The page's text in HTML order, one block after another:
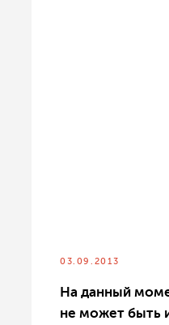
03.09.2013
На данный
не может быть